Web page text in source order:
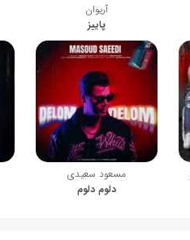
آریوان
پاییز
مسعود سعیدی
دلوم دلوم